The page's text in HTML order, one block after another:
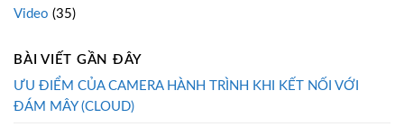
Video (35)
BÀI VIẾT GẦN ĐÂY
ƯU ĐIỂM CỦA CAMERA HÀNH TRÌNH KHI KẾT NỐI VỚI
ĐÁM MÂY (CLOUD)